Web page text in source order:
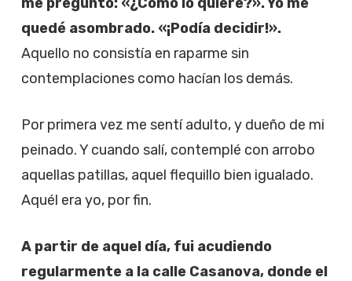
quedé asombrado. «¡Podía decidir!».
Aquello no consistía en raparme sin
contemplaciones como hacían los demás.
Por primera vez me sentí adulto, y dueño de mi
peinado. Y cuando salí, contemplé con arrobo
aquellas patillas, aquel flequillo bien igualado.
Aquél era yo, por fin.
A partir de aquel día, fui acudiendo
regularmente a la calle Casanova, donde el